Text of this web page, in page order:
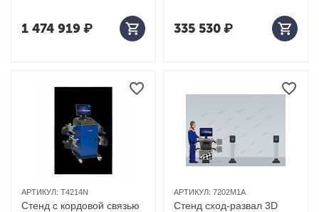
Ravaglioli (Италия) арт.
RAVTD3000HP.B
1 474 919₽ 335 530₽
АРТИКУЛ: T4214N
Стенд с кордовой связью
АРТИКУЛ: 7202M1A
Стенд сход-развал 3D